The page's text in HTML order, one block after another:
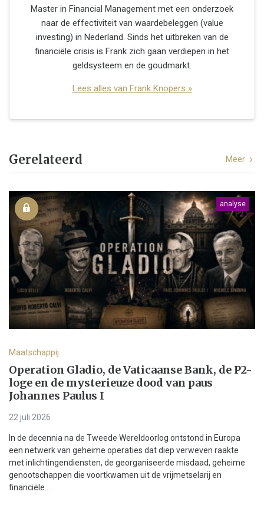
Master in Financial Management met een onderzoek
naar de effectiviteit van waardebeleggen (value
investing) in Nederland. Sinds het uitbreken van de
financiële crisis is Frank zich gaan verdiepen in het
geldsysteem en de goudmarkt.
Lees alles van Frank Knopers »
Gerelateerd Meer
analyse
Maatschappij
Operation Gladio, de Vaticaanse Bank, de P2-
loge en de mysterieuze dood van paus
Johannes Paulus I
22 juli 2026
In de decennia na de Tweede Wereldoorlog ontstond in Europa
een netwerk van geheime operaties dat diep verweven raakte
met inlichtingendiensten, de georganiseerde misdaad, geheime
genootschappen die voortkwamen uit de vrijmetselarij en
financiële...